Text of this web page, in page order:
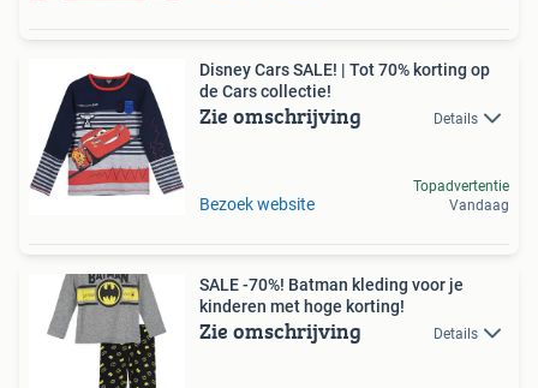
Disney Cars SALE! | Tot 70% korting op
de Cars collectie!
Zie omschrijving Details
Bezoek website
Topadvertentie
Vandaag
SALE -70%! Batman kleding voor je
kinderen met hoge korting!
Zie omschrijving Details